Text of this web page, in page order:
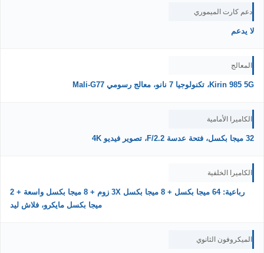
دعم كارت الميموري
لا يدعم
المعالج
Kirin 985 5G، تكنولوجيا 7 نانو، معالج رسومي Mali-G77
الكاميرا الأمامية
32 ميجا بكسل، فتحة عدسة F/2.2، تصوير فيديو 4K
الكاميرا الخلفية
رباعية: 64 ميجا بكسل + 8 ميجا بكسل 3X زوم + 8 ميجا بكسل واسعة + 2
ميجا بكسل مايكرو، فلاش ليد
الميكروفون الثانوي